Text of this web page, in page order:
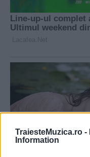
TraiesteMuzica.ro -
Information